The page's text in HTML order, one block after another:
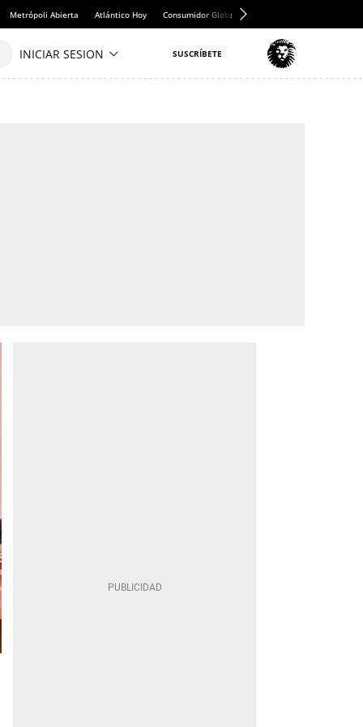
Metrópoli Abierta Atlántico Hoy Consumidor Global